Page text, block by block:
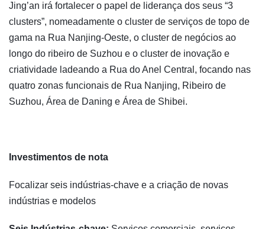
Jing’an irá fortalecer o papel de liderança dos seus “3
clusters”, nomeadamente o cluster de serviços de topo de
gama na Rua Nanjing-Oeste, o cluster de negócios ao
longo do ribeiro de Suzhou e o cluster de inovação e
criatividade ladeando a Rua do Anel Central, focando nas
quatro zonas funcionais de Rua Nanjing, Ribeiro de
Suzhou, Área de Daning e Área de Shibei.
Investimentos de nota
Focalizar seis indústrias-chave e a criação de novas
indústrias e modelos